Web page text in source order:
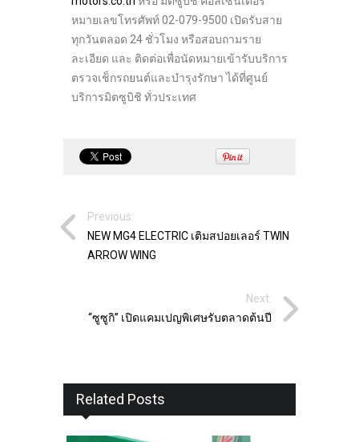
หมายเลขโทรศัพท์ 02-079-9500 เปิดรับสาย
ทุกวันตลอด 24 ชั่วโมง หรือสอบถามราย
ละเอียด และ ติดต่อเพื่อนัดหมายเข้ารับบริการ
ตรวจเช็กรถยนต์และบำรุงรักษา ได้ที่ศูนย์
บริการมิตซูบิชิ ทั่วประเทศ
Previous:
NEW MG4 ELECTRIC เติมสปอยเลอร์ TWIN
ARROW WING
Next:
“ซูซูกิ” เปิดแคมเปญพิเศษรับตลาดต้นปี
Related Posts